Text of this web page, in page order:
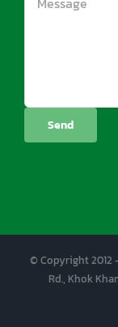
© Copyright 2012
Rd., Khok